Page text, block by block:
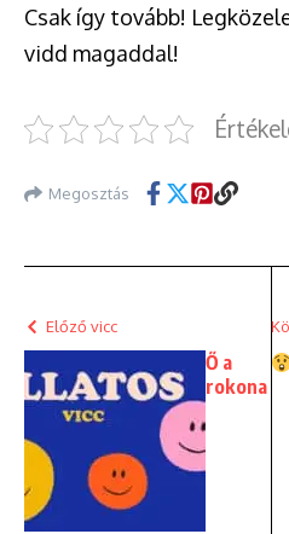
Csak így tovább!
vidd magaddal!
Megosztás
Előző vicc
Ő a
rokona